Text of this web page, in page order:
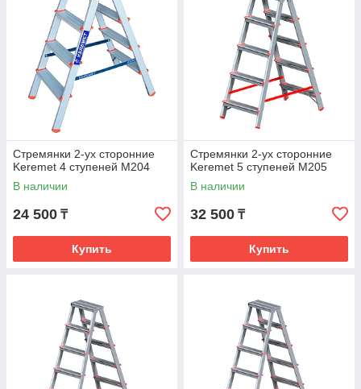
Стремянки 2-ух сторонние
Keremet 4 ступеней М204
В наличии
24 500 ₸
Купить
Стремянки 2-ух сторонние
Keremet 5 ступеней М205
В наличии
32 500 ₸
Купить